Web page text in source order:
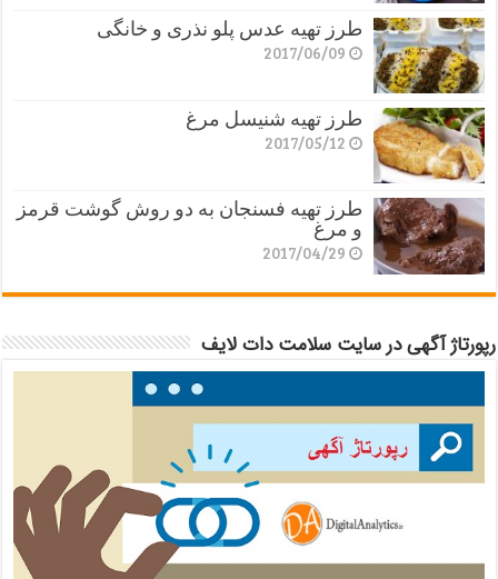
طرز تهیه عدس پلو نذری و خانگی
2017/06/09
طرز تهیه شنیسل مرغ
2017/05/12
طرز تهیه فسنجان به دو روش گوشت قرمز
و مرغ
2017/04/29
رپورتاژ آگهی در سایت سلامت دات لایف